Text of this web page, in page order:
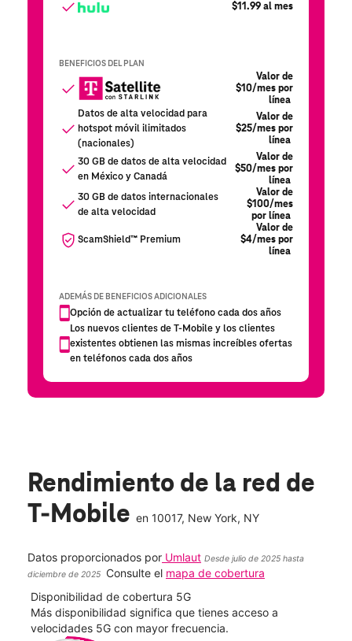
Rendimiento de la red de
T-Mobile en 10017, New York, NY
Datos proporcionados por Umlaut Desde julio de 2025 hasta
diciembre de 2025
Consulte el mapa de cobertura
Disponibilidad de cobertura 5G
Más disponibilidad significa que tienes acceso a
velocidades 5G con mayor frecuencia.